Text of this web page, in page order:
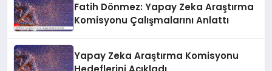
Fatih Dönmez: Yapay Zeka Araştırma
Komisyonu Çalışmalarını Anlattı
Yapay Zeka Araştırma Komisyonu